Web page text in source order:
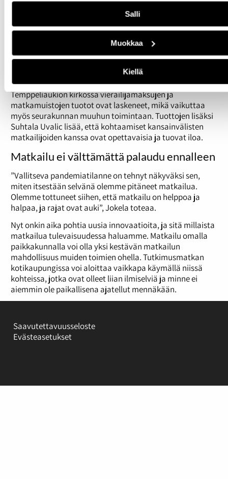
Salli
Muokkaa
Kiellä
Jokela näkee, että vaikka kaupunkitila kuuluu
ensisijaisesti paikallisille asukkaille, rajanveto
matkailijoiden ja paikallisten välillä ei ole aina helppoa.
Paikalliset voivat käyttää matkailijan tavoin palveluita, ja
matkailijat voivat tuoda matkakohteeseen tuloja, jotka
mahdollistavat esimerkiksi kulttuurihistoriallisesti
arvokkaiden käyntikohteiden ylläpitämisen.
Temppeliaukion kirkossa vierailijamaksujen ja
matkamuistojen tuotot ovat laskeneet, mikä vaikuttaa
myös seurakunnan muuhun toimintaan. Tuottojen lisäksi
Suhtala Uvalic lisää, että kohtaamiset kansainvälisten
matkailijoiden kanssa ovat opettavaisia ja tuovat iloa.
Matkailu ei välttämättä palaudu ennalleen
”Vallitseva pandemiatilanne on tehnyt näkyväksi sen,
miten itsestään selvänä olemme pitäneet matkailua.
Olemme tottuneet siihen, että matkailu on helppoa ja
halpaa, ja rajat ovat auki”, Jokela toteaa.
Nyt onkin aika pohtia uusia innovaatioita, ja sitä millaista
matkailua tulevaisuudessa haluamme. Matkailu omalla
paikkakunnalla voi olla yksi kestävän matkailun
mahdollisuus muiden toimien ohella. Tutkimusmatkan
kotikaupungissa voi aloittaa vaikkapa käymällä niissä
kohteissa, jotka ovat olleet liian ilmiselviä ja minne ei
aiemmin ole paikallisena ajatellut mennäkään.
Saavutettavuusseloste
Evästeasetukset